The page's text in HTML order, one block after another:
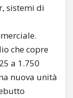
sistemi di
che copre
a 1.750
nuova unità